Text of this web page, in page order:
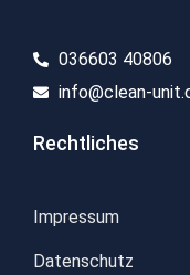
036603 40806​
info@clean-
Rechtliches
Impressum
Datenschutz